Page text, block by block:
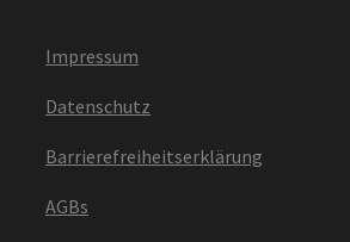
Impressum
Datenschutz
Barrierefreiheitserklärung
AGBs